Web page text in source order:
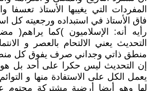
المفردات التي يغيبها الأستاذ تعسفا
فاق الأستاذ في استبداده ورجعيته كل
رأيه أنه: الإسلاميون )كما يراهم(
التحديث يعني الالتحام بالعصر و
منطق ذاتي وجداني صرف يفوق كل
إن التحديث ليس حكرا على أحد بل
يعمل الكل على الاستفادة منها و
لها وهو أيضا أرضية مشتركة محتوم